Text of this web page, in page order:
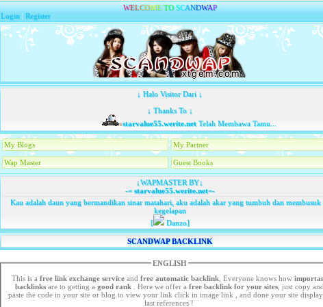
WELCOME TO SCANDWAP
Login |Register
↓ Halo Visitor Dari ↓
↓ Thanks To ↓
starvalue55.werite.netTelah Membawa Tamu...
My Blogs My Partner
Wap Master Guest Books
↓WAPMASTER BY↓
-=starvalue55.werite.net=-
Kau adalah daun yang bermandikan sinar matahari, aku adalah akar yang tumbuh dan membusuk
kegelapan
[
Danzo]
SCANDWAP BACKLINK
ENGLISH
This is a free link exchange service and free automatic backlink , Everyone knows how
backlinks are to getting a good rank . Here we offer a free backlink for your sites , just copy and
paste the code in your site or blog to view your link click in image link , and done your site display in
last references !